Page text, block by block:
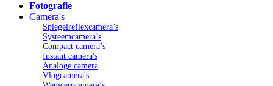
Fotografie
Camera's
Spiegelreflexcamera’s
Systeemcamera’s
Compact camera’s
Instant camera's
Analoge camera
Vlogcamera's